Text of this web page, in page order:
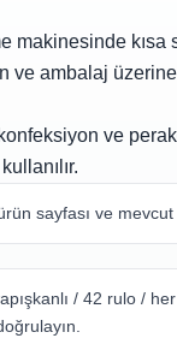
makinesinde kısa
ve ambalaj
ve
sayfası ve mevcut
/ 42 rulo /